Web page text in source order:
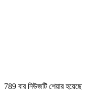
789 বার নিউজটি শেয়ার হয়েছে